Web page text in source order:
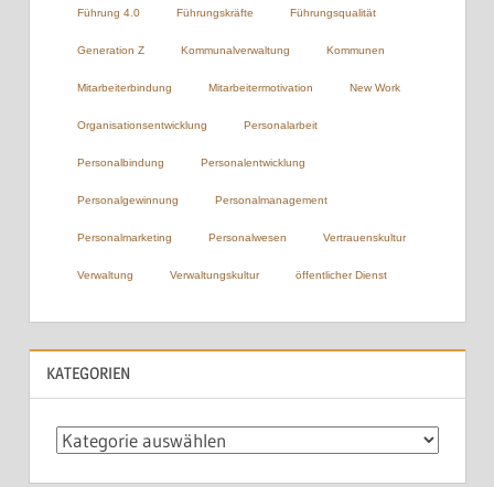
Führung 4.0 Führungskräfte Führungsqualität
Generation Z Kommunalverwaltung Kommunen
Mitarbeiterbindung Mitarbeitermotivation New Work
Organisationsentwicklung Personalarbeit
Personalbindung Personalentwicklung
Personalgewinnung Personalmanagement
Personalmarketing Personalwesen Vertrauenskultur
Verwaltung Verwaltungskultur öffentlicher Dienst
KATEGORIEN
Kategorien